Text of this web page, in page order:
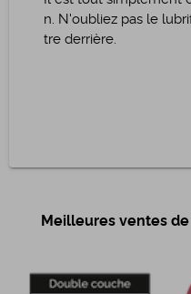
n. N'oubliez pas le
tre derrière.
Meilleures ventes